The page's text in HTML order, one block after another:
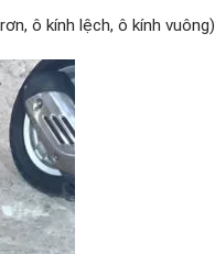
ô kính lệch, ô kính vuông)